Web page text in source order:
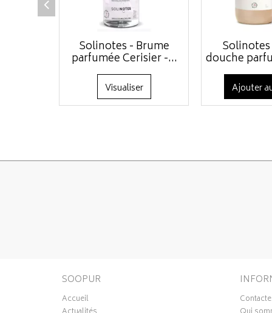
Solinotes - Brume
parfumée Cerisier -...
Visualiser
douche
Ajouter
SOOPUR
Accueil